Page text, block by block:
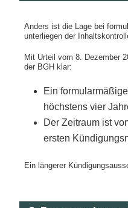
Anders ist die Lage bei
unterliegen der
Mit Urteil vom 8. Dezember
der BGH klar:
Ein
höchstens vier
Der Zeitraum ist
ersten
Ein längerer